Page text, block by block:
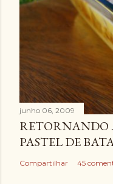
junho 06, 2009
RETORNANDO
PASTEL DE
Compartilhar 45